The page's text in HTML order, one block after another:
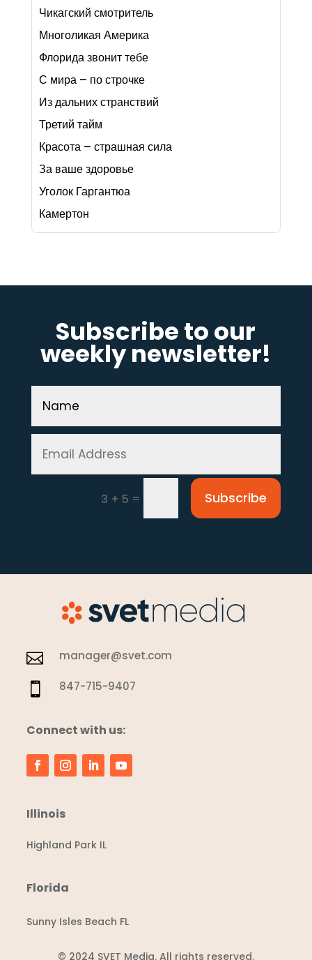
Чикагский смотритель
Многоликая Америка
Флорида звонит тебе
С мира – по строчке
Из дальних странствий
Третий тайм
Красота – страшная сила
За ваше здоровье
Уголок Гаргантюа
Камертон
Subscribe to our
weekly newsletter!
3 + 5 = Subscribe
 manager@svet.com
 847-715-9407
Connect with us:
Illinois
Highland Park IL
Florida
Sunny Isles Beach FL
© 2024 SVET Media. All rights reserved.